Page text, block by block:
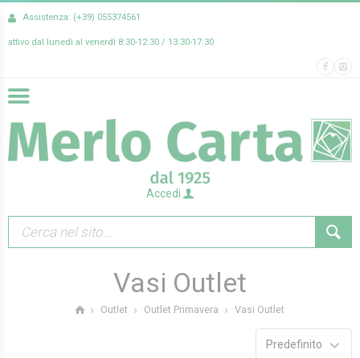
Assistenza: (+39) 055374561
attivo dal lunedì al venerdì 8:30-12:30 / 13:30-17:30
Accedi
Vasi Outlet
Outlet Outlet Primavera Vasi Outlet
Predefinito